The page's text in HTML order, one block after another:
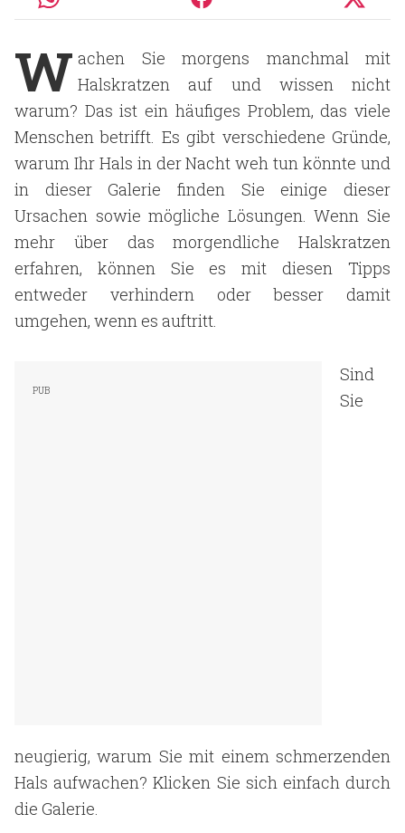
W achen Sie morgens manchmal mit
Halskratzen auf und wissen nicht
warum? Das ist ein häufiges Problem, das viele
Menschen betrifft. Es gibt verschiedene Gründe,
warum Ihr Hals in der Nacht weh tun könnte und
in dieser Galerie finden Sie einige dieser
Ursachen sowie mögliche Lösungen. Wenn Sie
mehr über das morgendliche Halskratzen
erfahren, können Sie es mit diesen Tipps
entweder verhindern oder besser damit
umgehen, wenn es auftritt.
Sind
Sie
neugierig, warum Sie mit einem schmerzenden
Hals aufwachen? Klicken Sie sich einfach durch
die Galerie.